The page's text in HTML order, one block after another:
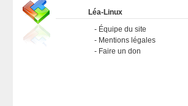
Léa-Linux
Équipe du site
Mentions légales
Faire un don